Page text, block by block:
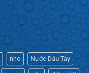
nho Nước Dâu Tây